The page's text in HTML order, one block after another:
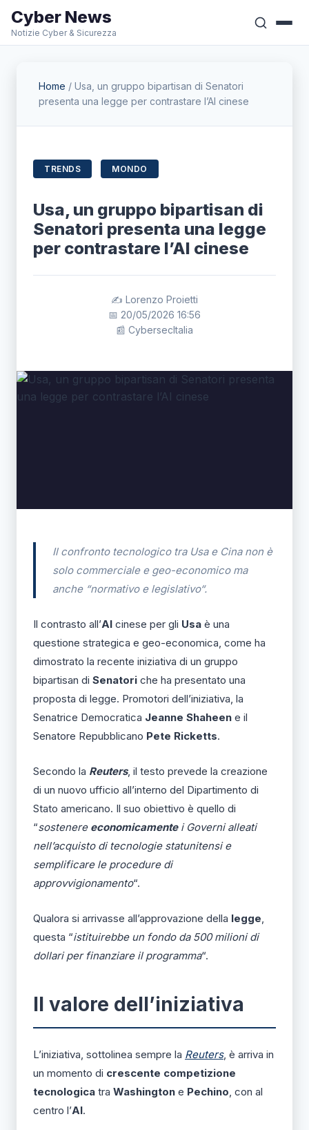
Cyber News
Notizie Cyber & Sicurezza
Home / Usa, un gruppo bipartisan di Senatori
presenta una legge per contrastare l’AI cinese
TRENDS MONDO
Usa, un gruppo bipartisan di
Senatori presenta una legge
per contrastare l’AI cinese
✍️ Lorenzo Proietti
📅 20/05/2026 16:56
📰 CybersecItalia
Il confronto tecnologico tra Usa e Cina non è
solo commerciale e geo-economico ma
anche “normativoe legislativo“.
Il contrasto all’AI cinese per gli Usa è una
questione strategica e geo-economica, come ha
dimostrato la recente iniziativa di un gruppo
bipartisan di Senatori che ha presentato una
proposta di legge. Promotori dell’iniziativa, la
Senatrice Democratica Jeanne Shaheen e il
Senatore Repubblicano Pete Ricketts.
Secondo la Reuters, il testo prevede la creazione
di un nuovo ufficio all’interno del Dipartimento di
Stato americano. Il suo obiettivo è quello di
“sostenere economicamentei Governi alleati
nell’acquisto di tecnologie statunitensi e
semplificare le procedure di
approvvigionamento“.
Qualora si arrivasse all’approvazione della legge,
questa “istituirebbe un fondo da 500 milioni di
dollari per finanziare il programma“.
Il valore dell’iniziativa
L’iniziativa, sottolinea sempre la Reuters, è arriva in
un momento di crescente competizione
tecnologica tra Washington e Pechino, con al
centro l’AI.